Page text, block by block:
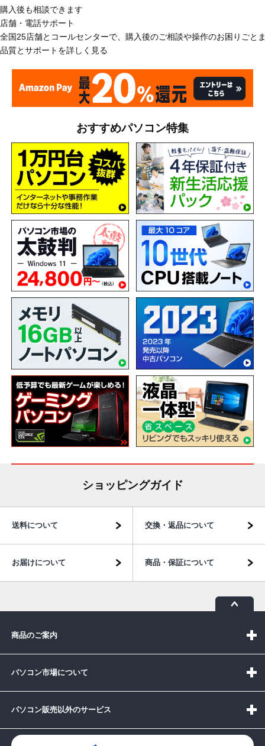
購入後も相談できます
店舗・電話サポート
全国25店舗とコールセンターで、購入後のご相談や操作のお困りごと
品質とサポートを詳しく見る
おすすめパソコン特集
ショッピングガイド
送料について 交換・返品について
お届けについて 商品・保証について
商品のご案内
パソコン市場について
パソコン販売以外のサービス